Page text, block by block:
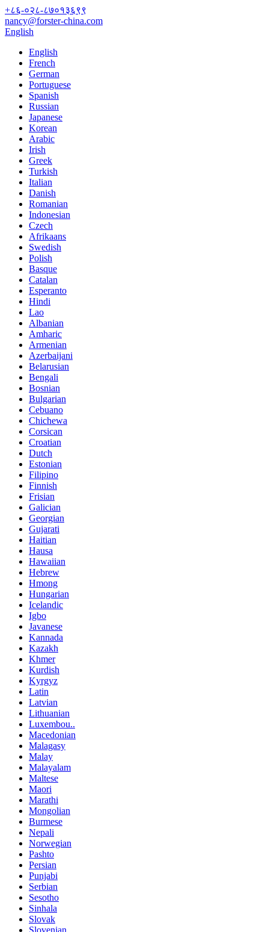
+८६-०२८-८७०१३६९९
nancy@forster-china.com
English
English
French
German
Portuguese
Spanish
Russian
Japanese
Korean
Arabic
Irish
Greek
Turkish
Italian
Danish
Romanian
Indonesian
Czech
Afrikaans
Swedish
Polish
Basque
Catalan
Esperanto
Hindi
Lao
Albanian
Amharic
Armenian
Azerbaijani
Belarusian
Bengali
Bosnian
Bulgarian
Cebuano
Chichewa
Corsican
Croatian
Dutch
Estonian
Filipino
Finnish
Frisian
Galician
Georgian
Gujarati
Haitian
Hausa
Hawaiian
Hebrew
Hmong
Hungarian
Icelandic
Igbo
Javanese
Kannada
Kazakh
Khmer
Kurdish
Kyrgyz
Latin
Latvian
Lithuanian
Luxembou..
Macedonian
Malagasy
Malay
Malayalam
Maltese
Maori
Marathi
Mongolian
Burmese
Nepali
Norwegian
Pashto
Persian
Punjabi
Serbian
Sesotho
Sinhala
Slovak
Slovenian